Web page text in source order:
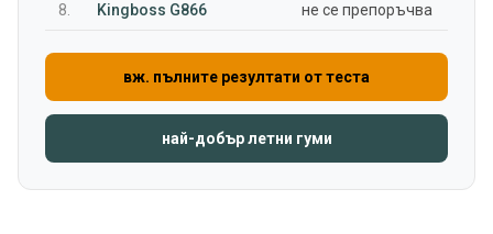
8. Kingboss G866 не се препоръчва
вж. пълните резултати от теста
най-добър летни гуми